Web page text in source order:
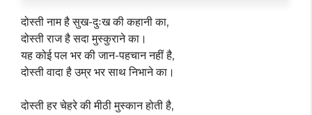
दोस्ती नाम है सुख-दुःख की कहानी का,
दोस्ती राज है सदा मुस्कुराने का।
यह कोई पल भर की जान-पहचान नहीं है,
दोस्ती वादा है उम्र भर साथ निभाने का।
दोस्ती हर चेहरे की मीठी मुस्कान होती है,